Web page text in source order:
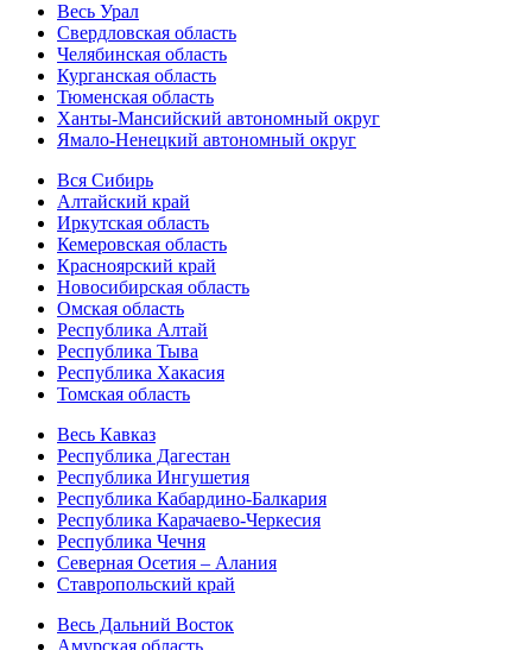
Весь Урал
Свердловская область
Челябинская область
Курганская область
Тюменская область
Ханты-Мансийский автономный округ
Ямало-Ненецкий автономный округ
Вся Сибирь
Алтайский край
Иркутская область
Кемеровская область
Красноярский край
Новосибирская область
Омская область
Республика Алтай
Республика Тыва
Республика Хакасия
Томская область
Весь Кавказ
Республика Дагестан
Республика Ингушетия
Республика Кабардино-Балкария
Республика Карачаево-Черкесия
Республика Чечня
Северная Осетия – Алания
Ставропольский край
Весь Дальний Восток
Амурская область